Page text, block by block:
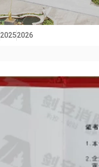
20252026